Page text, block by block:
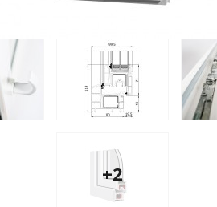
+2